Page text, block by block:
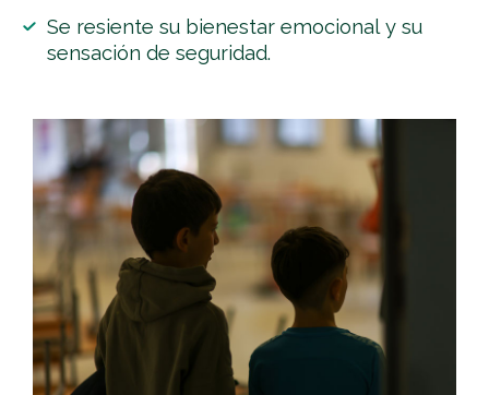
Se resiente su bienestar emocional y su
sensación de seguridad.